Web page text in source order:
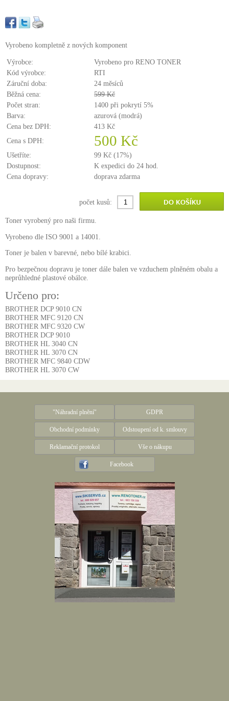
Vyrobeno kompletně z nových komponent
Výrobce:
Vyrobeno pro RENO TONER
Kód výrobce:
RTI
Záruční doba:
24 měsíců
Běžná cena:
599 Kč
Počet stran:
1400 při pokrytí 5%
Barva:
azurová (modrá)
Cena bez DPH:
413 Kč
Cena s DPH:
500 Kč
Ušetříte:
99 Kč (17%)
Dostupnost:
K expedici do 24 hod.
Cena dopravy:
doprava zdarma
počet kusů:
Toner vyrobený pro naši firmu.
Vyrobeno dle ISO 9001 a 14001.
Toner je balen v barevné, nebo bílé krabici.
Pro bezpečnou dopravu je toner dále balen ve vzduchem plněném obalu a
neprůhledné plastové obálce.
Určeno pro:
BROTHER DCP 9010 CN
BROTHER MFC 9120 CN
BROTHER MFC 9320 CW
BROTHER DCP 9010
BROTHER HL 3040 CN
BROTHER HL 3070 CN
BROTHER MFC 9840 CDW
BROTHER HL 3070 CW
"Náhradní plnění" GDPR
Obchodní podmínky Odstoupení od k. smlouvy
Reklamační protokol Vše o nákupu
Facebook